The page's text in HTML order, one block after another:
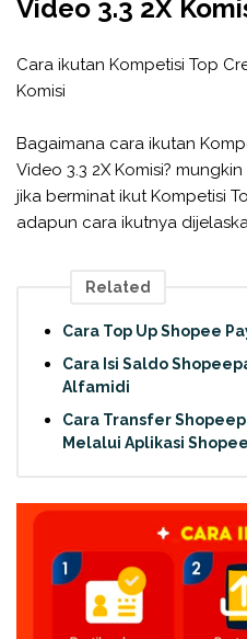
Video 3.3 2X
Cara ikutan Kompetisi Top
Komisi
Bagaimana cara ikutan
Video 3.3 2X Komisi?
jika berminat ikut Kompetisi
adapun cara ikutnya
Related
Cara Top Up Shopee
Cara Isi Saldo
Alfamidi
Cara Transfer
Melalui Aplikasi Shopee